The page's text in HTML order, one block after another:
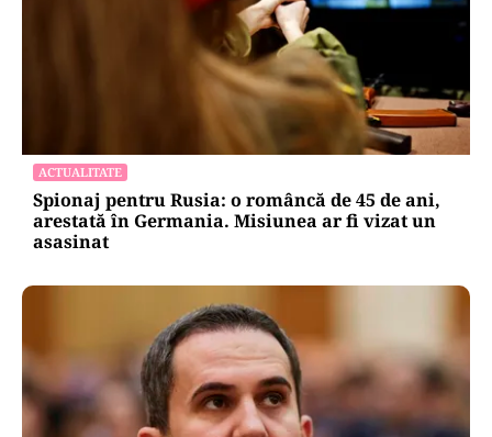
ACTUALITATE
Spionaj pentru Rusia: o româncă de 45 de ani,
arestată în Germania. Misiunea ar fi vizat un
asasinat